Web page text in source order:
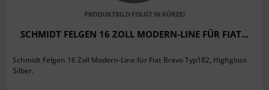
SCHMIDT FELGEN 16 ZOLL MODERN-LINE FÜR FIAT...
Schmidt Felgen 16 Zoll Modern-Line für Fiat Bravo Typ182, Highgloss
Silber.